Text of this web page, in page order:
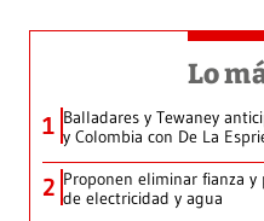
Lo
1 Balladares y Tewaney
y Colombia con De La
2 Proponen eliminar fianza
de electricidad y agua